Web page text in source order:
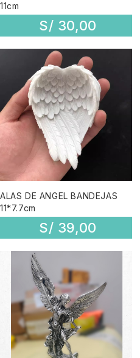
11cm
S/ 30,00
ALAS DE ANGEL BANDEJAS
11*7.7cm
S/ 39,00